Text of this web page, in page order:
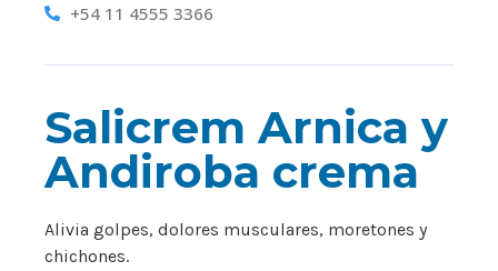
+54 11 4555 3366
Salicrem Arnica y
Andiroba crema
Alivia golpes, dolores musculares, moretones y
chichones.